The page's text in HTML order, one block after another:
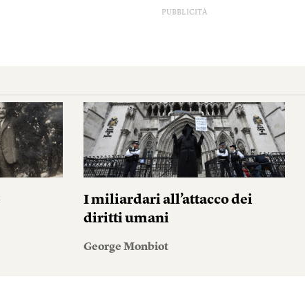
PUBBLICITÀ
I miliardari all’attacco dei
diritti umani
George Monbiot